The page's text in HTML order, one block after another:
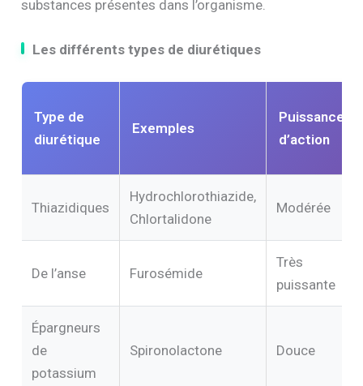
substances présentes dans l’organisme.
Les différents types de diurétiques
Type de
diurétique
Exemples
Puissance
d’action
Thiazidiques
Hydrochlorothiazide,
Chlortalidone
Modérée
De l’anse Furosémide
Très
puissante
Épargneurs
de
potassium
Spironolactone Douce